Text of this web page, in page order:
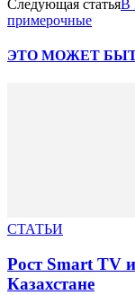
Следующая статьяВ
примерочные
ЭТО МОЖЕТ
СТАТЬИ
Рост Smart TV
Казахстане